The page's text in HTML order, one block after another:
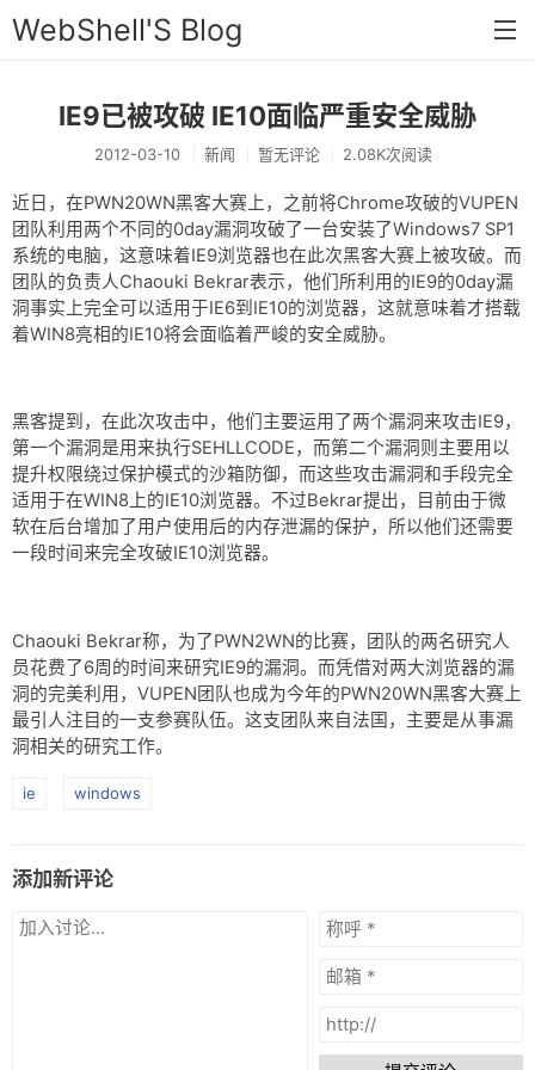
WebShell'S Blog
首页
分类
安全
新闻
技术
链接
留言
网盘
IE9已被攻破 IE10面临严重安全威胁
2012-03-10 新闻 暂无评论 2.08K次阅读
近日，在PWN20WN黑客大赛上，之前将Chrome攻破的VUPEN
团队利用两个不同的0day漏洞攻破了一台安装了Windows7 SP1
系统的电脑，这意味着IE9浏览器也在此次黑客大赛上被攻破。而
团队的负责人Chaouki Bekrar表示，他们所利用的IE9的0day漏
洞事实上完全可以适用于IE6到IE10的浏览器，这就意味着才搭载
着WIN8亮相的IE10将会面临着严峻的安全威胁。
黑客提到，在此次攻击中，他们主要运用了两个漏洞来攻击IE9，
第一个漏洞是用来执行SEHLLCODE，而第二个漏洞则主要用以
提升权限绕过保护模式的沙箱防御，而这些攻击漏洞和手段完全
适用于在WIN8上的IE10浏览器。不过Bekrar提出，目前由于微
软在后台增加了用户使用后的内存泄漏的保护，所以他们还需要
一段时间来完全攻破IE10浏览器。
Chaouki Bekrar称，为了PWN2WN的比赛，团队的两名研究人
员花费了6周的时间来研究IE9的漏洞。而凭借对两大浏览器的漏
洞的完美利用，VUPEN团队也成为今年的PWN20WN黑客大赛上
最引人注目的一支参赛队伍。这支团队来自法国，主要是从事漏
洞相关的研究工作。
ie windows
添加新评论